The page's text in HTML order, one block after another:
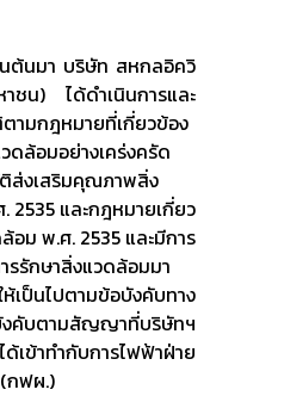
ต้นมา บริษัท สหกลอิควิ
น) ได้ดำเนินการและ
ามกฎหมายที่เกี่ยวข้อง
ดล้อมอย่างเคร่งครัด
ส่งเสริมคุณภาพสิ่ง
2535 และกฎหมายเกี่ยว
ม พ.ศ. 2535 และมีการ
รรักษาสิ่งแวดล้อมมา
นไปตามข้อบังคับทาง
คับตามสัญญาที่บริษัทฯ
ข้าทํากับการไฟฟ้าฝ่าย
กฟผ.)